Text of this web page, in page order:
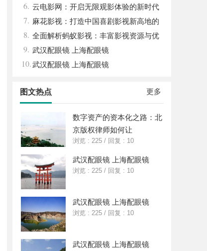
眉眼唇，才是你整张脸的点睛之笔！淡颜系
女生的气质加分项
6. 云电影网：开启无限观影体验的新时代
平台
7. 麻花影视：打造中国喜剧影视新高地的
创新典范
8. 全面解析蚂蚁影视：丰富影视资源与优
质观影体验的新时代平台
9. 武汉配眼镜 上海配眼镜
10.武汉配眼镜 上海配眼镜
更多
图文热点
数字资产的资本化之路：北
京版权律师如何让
浏览 : 225 / 回复 : 10
武汉配眼镜 上海配眼镜
浏览 : 225 / 回复 : 10
武汉配眼镜 上海配眼镜
浏览 : 225 / 回复 : 10
武汉配眼镜 上海配眼镜